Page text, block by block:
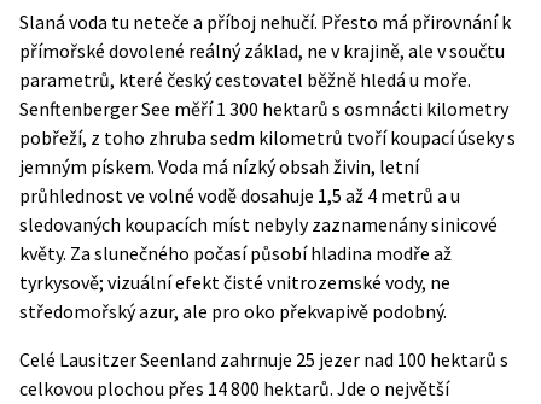
Slaná voda tu neteče a příboj nehučí. Přesto má přirovnání k
přímořské dovolené reálný základ, ne v krajině, ale v součtu
parametrů, které český cestovatel běžně hledá u moře.
Senftenberger See měří 1 300 hektarů s osmnácti kilometry
pobřeží, z toho zhruba sedm kilometrů tvoří koupací úseky s
jemným pískem. Voda má nízký obsah živin, letní
průhlednost ve volné vodě dosahuje 1,5 až 4 metrů a u
sledovaných koupacích míst nebyly zaznamenány sinicové
květy. Za slunečného počasí působí hladina modře až
tyrkysově; vizuální efekt čisté vnitrozemské vody, ne
středomořský azur, ale pro oko překvapivě podobný.
Celé Lausitzer Seenland zahrnuje 25 jezer nad 100 hektarů s
celkovou plochou přes 14 800 hektarů. Jde o největší